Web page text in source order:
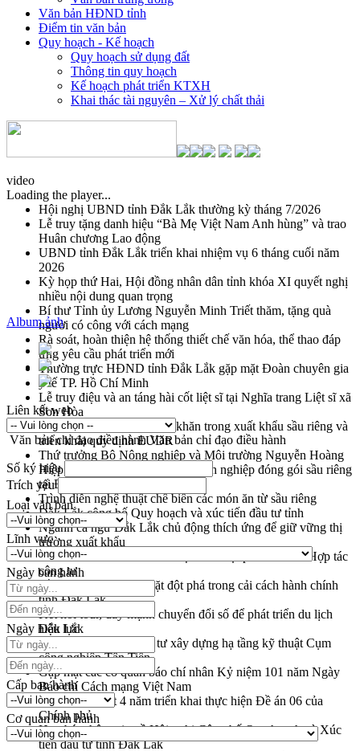
Văn bản HĐND tỉnh
Điểm tin văn bản
Quy hoạch - Kế hoạch
Quy hoạch sử dụng đất
Thông tin quy hoạch
Kế hoạch phát triển KTXH
Khai thác tài nguyên – Xử lý chất thải
video
Loading the player...
Hội nghị UBND tỉnh Đắk Lắk thường kỳ tháng 7/2026
Lễ truy tặng danh hiệu “Bà Mẹ Việt Nam Anh hùng” và trao
Huân chương Lao động
UBND tỉnh Đắk Lắk triển khai nhiệm vụ 6 tháng cuối năm
2026
Kỳ họp thứ Hai, Hội đồng nhân dân tỉnh khóa XI quyết nghị
nhiều nội dung quan trọng
Bí thư Tỉnh ủy Lương Nguyễn Minh Triết thăm, tặng quà
người có công với cách mạng
Rà soát, hoàn thiện hệ thống thiết chế văn hóa, thể thao đáp
ứng yêu cầu phát triển mới
Thường trực HĐND tỉnh Đắk Lắk gặp mặt Đoàn chuyên gia
y tế TP. Hồ Chí Minh
Lễ truy điệu và an táng hài cốt liệt sĩ tại Nghĩa trang Liệt sĩ xã
Sơn Hòa
Bàn giải pháp tháo gỡ khó khăn trong xuất khẩu sầu riêng và
triển khai quy định EUDR
Thứ trưởng Bộ Nông nghiệp và Môi trường Nguyễn Hoàng
Hiệp khảo sát vùng trồng và doanh nghiệp đóng gói sầu riêng
tại Đắk Lắk
Trình diễn nghệ thuật chế biến các món ăn từ sầu riêng
Đắk Lắk công bố Quy hoạch và xúc tiến đầu tư tỉnh
Ngành cá ngừ Đắk Lắk chủ động thích ứng để giữ vững thị
trường xuất khẩu
Diễn đàn Kinh tế tư nhân Việt Nam đột phá cơ chế - Hợp tác
công tư
Đề án 06 tạo bước ngoặt đột phá trong cải cách hành chính
tỉnh Đắk Lắk
Kết nối tour, đẩy mạnh chuyển đổi số để phát triển du lịch
Đắk Lắk
Khởi động Dự án Đầu tư xây dựng hạ tầng kỹ thuật Cụm
công nghiệp Tân Tiến
Gặp mặt các cơ quan báo chí nhân Kỷ niệm 101 năm Ngày
Báo chí Cách mạng Việt Nam
Đắk Lắk sơ kết 4 năm triển khai thực hiện Đề án 06 của
Chính phủ
Họp báo thông tin về Hội nghị Công bố Quy hoạch và Xúc
tiến đầu tư tỉnh Đắk Lắk
Album ảnh
Liên kết web
Văn bản chỉ đạo điều hành Văn bản chỉ đạo điều hành
Số ký hiệu
Trích yếu
Loại văn bản
Lĩnh vực
Ngày ban hành
Ngày hiệu lực
Cấp ban hành
Cơ quan ban hành